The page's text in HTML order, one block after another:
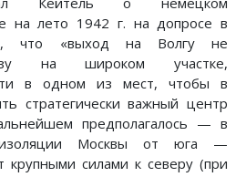
на лето 1942 г. на допросе в
что «выход на Волгу не
на широком участке,
в одном из мест, чтобы в
стратегически важный центр
предполагалось — в
Москвы от юга —
крупными силами к северу (при